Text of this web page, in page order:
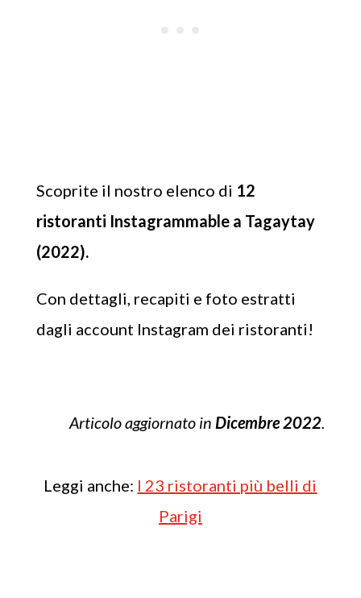
Scoprite il nostro elenco di 12
ristoranti Instagrammable a Tagaytay
(2022).
Con dettagli, recapiti e foto estratti
dagli account Instagram dei ristoranti!
Articolo aggiornato inDicembre 2022.
Leggi anche: I 23 ristoranti più belli di
Parigi